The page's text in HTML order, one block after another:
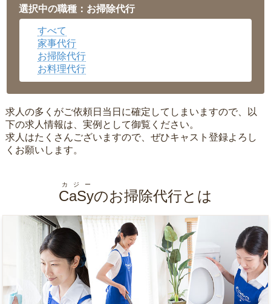
岡山県▼
広島県▼
沖縄県
選択中の職種：お掃除代行
すべて
家事代行
お掃除代行
お料理代行
求人の多くがご依頼日当日に確定してしまいますので、以
下の求人情報は、実例として御覧ください。
求人はたくさんございますので、ぜひキャスト登録よろし
くお願いします。
CaSy
カジー
のお掃除代行とは